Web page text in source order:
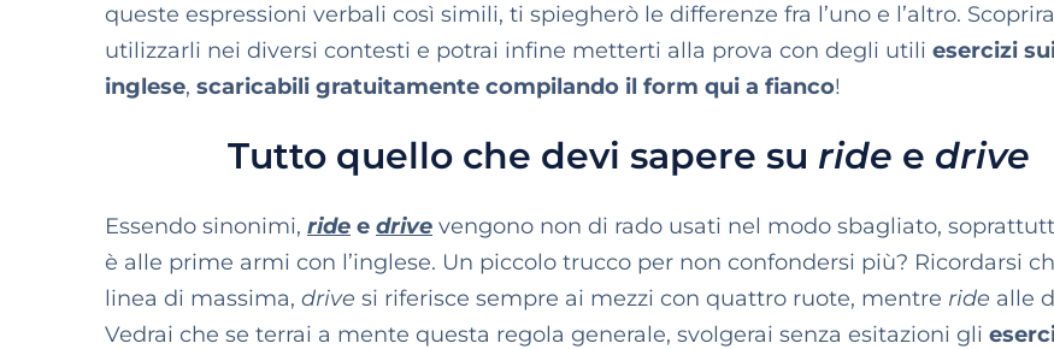
queste espressioni verbali così simili, ti spiegherò le differenze fra l’uno e l’altro.
utilizzarli nei diversi contesti e potrai infine metterti alla prova con degli utili esercizi
inglese, scaricabili gratuitamente compilando il form qui a fianco!
Tutto quello che devi sapere su ride e drive
Essendo sinonimi, ride e drive vengono non di rado usati nel modo sbagliato,
è alle prime armi con l’inglese. Un piccolo trucco per non confondersi più? Ricordarsi
linea di massima, drive si riferisce sempre ai mezzi con quattro ruote, mentre ride alle
Vedrai che se terrai a mente questa regola generale, svolgerai senza esitazioni gli